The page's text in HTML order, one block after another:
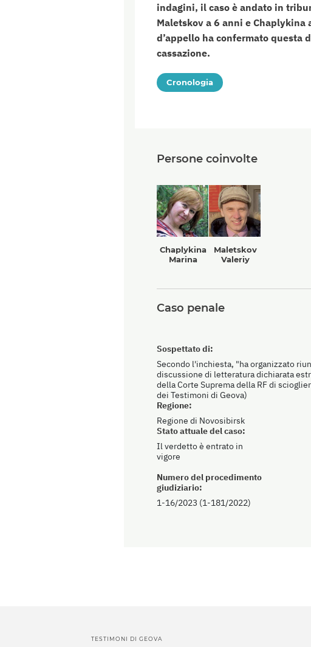
indagini, il caso è andato in
Maletskov a 6 anni e
d’appello ha confermato questa
cassazione.
Cronologia
Persone coinvolte
Сhaplykina
Marina
Maletskov
Valeriy
Caso penale
Regione:
Regione di Novosibirsk
Sospettato di:
Secondo l'inchiesta, "ha organizzato
discussione di letteratura dichiarata
della Corte Suprema della RF di
dei Testimoni di Geova)
Stato attuale del caso:
Il verdetto è entrato in
vigore
Numero del procedimento
giudiziario:
1-16/2023 (1-181/2022)
TESTIMONI DI GEOVA